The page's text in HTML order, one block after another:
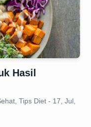
Hasil
Tips Diet - 17, Jul,